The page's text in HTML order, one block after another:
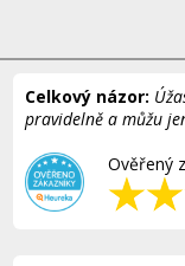
Celkový názor:
pravidelně a můžu
Ověřený